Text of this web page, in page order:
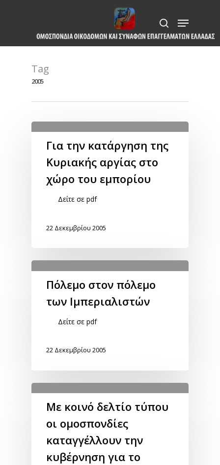
content
search
Menu
Tag
2005
Για την κατάργηση της
Κυριακής αργίας στο
χώρο του εμπορίου
Δείτε σε pdf
22 Δεκεμβρίου 2005
Πόλεμο στον πόλεμο
των Ιμπεριαλιστών
Δείτε σε pdf
22 Δεκεμβρίου 2005
Με κοινό δελτίο τύπου
οι ομοσπονδίες
καταγγέλλουν την
κυβέρνηση για το